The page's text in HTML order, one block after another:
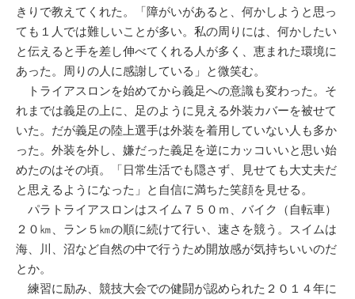
きりで教えてくれた。「障がいがあると、何かしようと思っ
ても１人では難しいことが多い。私の周りには、何かしたい
と伝えると手を差し伸べてくれる人が多く、恵まれた環境に
あった。周りの人に感謝している」と微笑む。
トライアスロンを始めてから義足への意識も変わった。そ
れまでは義足の上に、足のように見える外装カバーを被せて
いた。だが義足の陸上選手は外装を着用していない人も多か
った。外装を外し、嫌だった義足を逆にカッコいいと思い始
めたのはその頃。「日常生活でも隠さず、見せても大丈夫だ
と思えるようになった」と自信に満ちた笑顔を見せる。
パラトライアスロンはスイム７５０ｍ、バイク（自転車）
２０㎞、ラン５㎞の順に続けて行い、速さを競う。スイムは
海、川、沼など自然の中で行うため開放感が気持ちいいのだ
とか。
練習に励み、競技大会での健闘が認められた２０１４年に